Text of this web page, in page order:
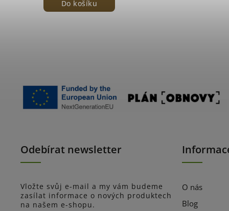
Do košíku
Odebírat newsletter
Vložte svůj e-mail a my vám budeme
zasílat informace o nových produktech
na našem e-shopu.
O nás
Blog